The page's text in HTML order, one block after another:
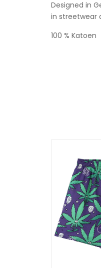
Designed in
in streetwear
100 % Katoen